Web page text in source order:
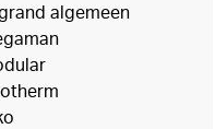
algemeen